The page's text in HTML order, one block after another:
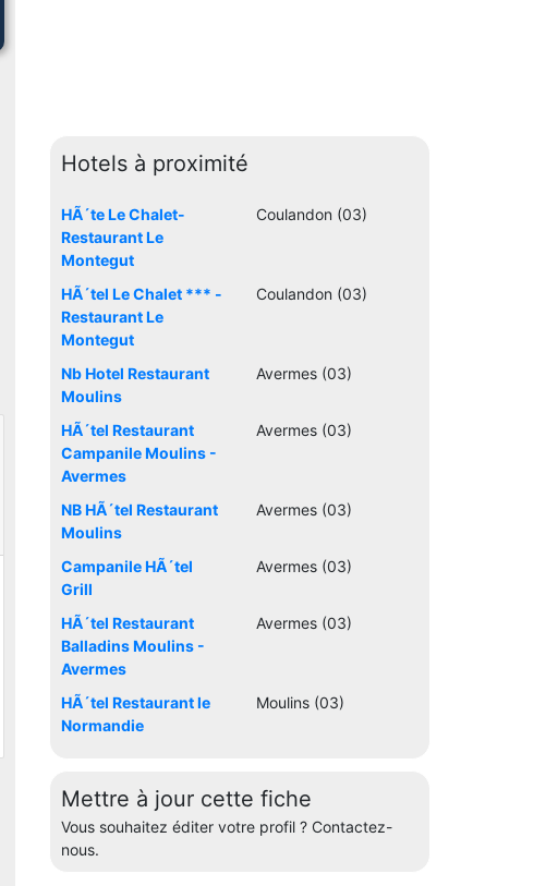
Hotels à proximité
HÃ´te Le Chalet-
Restaurant Le
Montegut
Coulandon (03)
HÃ´tel Le Chalet *** -
Restaurant Le
Montegut
Coulandon (03)
Nb Hotel Restaurant
Moulins
Avermes (03)
HÃ´tel Restaurant
Campanile Moulins -
Avermes
Avermes (03)
NB HÃ´tel Restaurant
Moulins
Avermes (03)
Campanile HÃ´tel
Grill
Avermes (03)
HÃ´tel Restaurant
Balladins Moulins -
Avermes
Avermes (03)
HÃ´tel Restaurant le
Normandie
Moulins (03)
Mettre à jour cette fiche
Vous souhaitez éditer votre profil ? Contactez-
nous.